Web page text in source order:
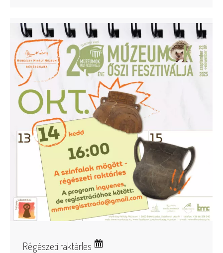
Régészeti raktárles